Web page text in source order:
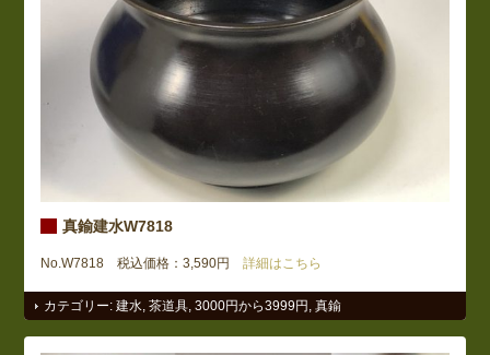
真鍮建水W7818
No.W7818 税込価格：3,590円 詳細はこちら
カテゴリー:建水 ,茶道具 ,3000円から3999円 ,真鍮